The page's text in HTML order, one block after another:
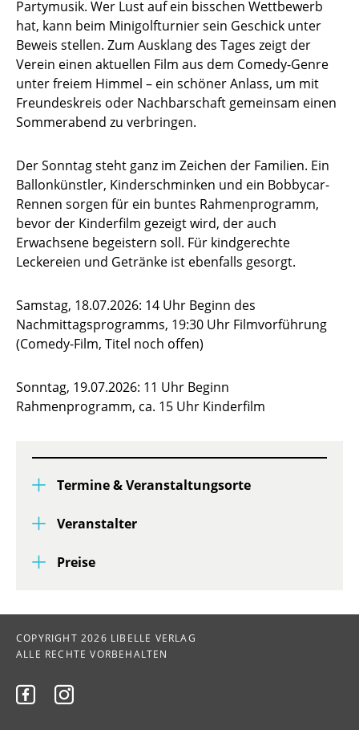
Partymusik. Wer Lust auf ein bisschen Wettbewerb
hat, kann beim Minigolfturnier sein Geschick unter
Beweis stellen. Zum Ausklang des Tages zeigt der
Verein einen aktuellen Film aus dem Comedy-Genre
unter freiem Himmel – ein schöner Anlass, um mit
Freundeskreis oder Nachbarschaft gemeinsam einen
Sommerabend zu verbringen.
Der Sonntag steht ganz im Zeichen der Familien. Ein
Ballonkünstler, Kinderschminken und ein Bobbycar-
Rennen sorgen für ein buntes Rahmenprogramm,
bevor der Kinderfilm gezeigt wird, der auch
Erwachsene begeistern soll. Für kindgerechte
Leckereien und Getränke ist ebenfalls gesorgt.
Samstag, 18.07.2026: 14 Uhr Beginn des
Nachmittagsprogramms, 19:30 Uhr Filmvorführung
(Comedy-Film, Titel noch offen)
Sonntag, 19.07.2026: 11 Uhr Beginn
Rahmenprogramm, ca. 15 Uhr Kinderfilm
Termine & Veranstaltungsorte
Veranstalter
Preise
COPYRIGHT 2026 LIBELLE VERLAG
ALLE RECHTE VORBEHALTEN
 